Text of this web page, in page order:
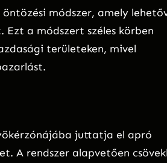
módszer, amely
Ezt a módszert széles körben
területeken, mivel
juttatja el apró
A rendszer alapvetően